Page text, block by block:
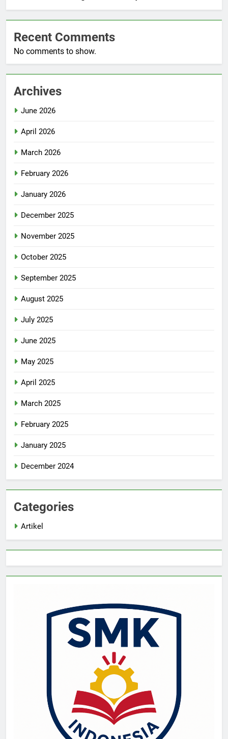
Recent Comments
No comments to show.
Archives
June 2026
April 2026
March 2026
February 2026
January 2026
December 2025
November 2025
October 2025
September 2025
August 2025
July 2025
June 2025
May 2025
April 2025
March 2025
February 2025
January 2025
December 2024
Categories
Artikel